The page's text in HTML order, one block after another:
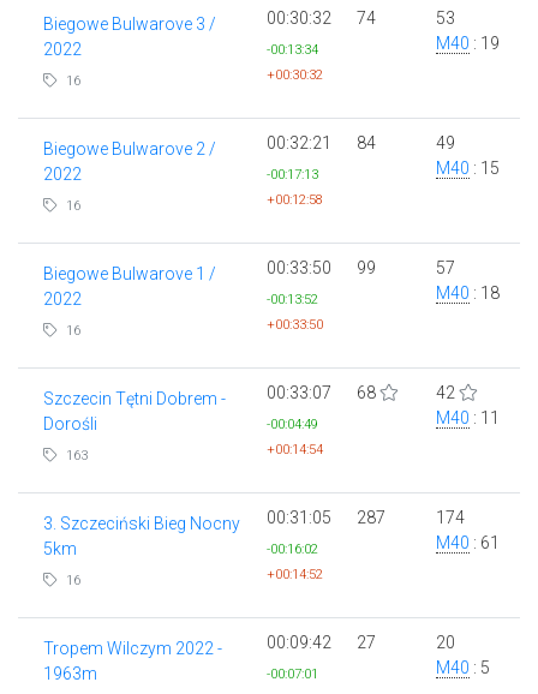
Biegowe Bulwarove 3 /
2022
16
00:30:32
-00:13:34
+00:30:32
74
53
M40 : 19
Biegowe Bulwarove 2 /
2022
16
00:32:21
-00:17:13
+00:12:58
84
49
M40 : 15
Biegowe Bulwarove 1 /
2022
16
00:33:50
-00:13:52
+00:33:50
99
57
M40 : 18
Szczecin Tętni Dobrem -
Dorośli
163
00:33:07
-00:04:49
+00:14:54
68
42
M40 : 11
3. Szczeciński Bieg Nocny
5km
16
00:31:05
-00:16:02
+00:14:52
287
174
M40 : 61
Tropem Wilczym 2022 -
1963m
00:09:42
-00:07:01
27
20
M40 : 5